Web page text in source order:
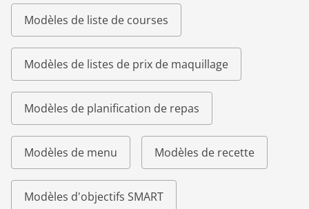
Modèles de liste de courses
Modèles de listes de prix de maquillage
Modèles de planification de repas
Modèles de menu Modèles de recette
Modèles d'objectifs SMART